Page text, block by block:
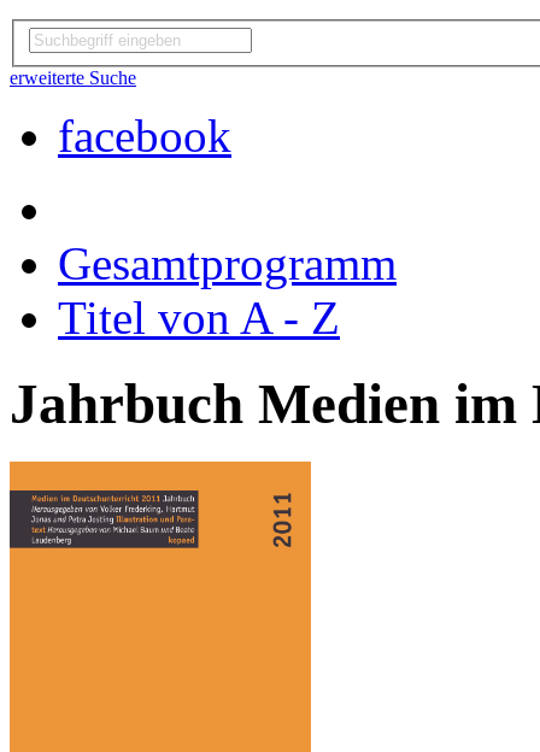
erweiterte Suche
facebook
Gesamtprogramm
Titel von A - Z
Jahrbuch Medien